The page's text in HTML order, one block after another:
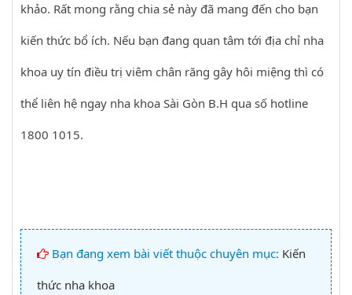
khảo. Rất mong rằng chia sẻ này đã mang đến cho bạn
kiến thức bổ ích. Nếu bạn đang quan tâm tới địa chỉ nha
khoa uy tín điều trị viêm chân răng gây hôi miệng thì có
thể liên hệ ngay nha khoa Sài Gòn B.H qua số hotline
1800 1015.
Bạn đang xem bài viết thuộc chuyên mục: Kiến
thức nha khoa